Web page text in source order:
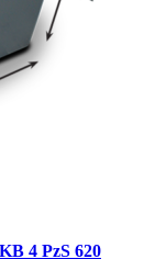
4 PzS 620